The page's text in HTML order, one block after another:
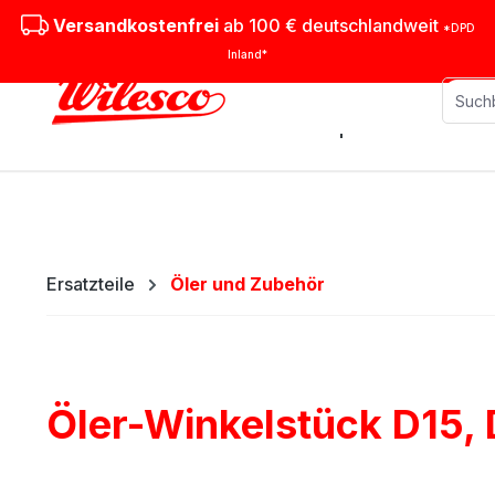
Hauptinhalt springen
Zur Suche springen
Zur Hauptnavigation springen
Versandkostenfreiab 100 € deutschlandweit *DPD
Inland*
Stationäre Dampfmaschinen
Ersatzteile Öler und Zubehör
Öler-Winkelstück